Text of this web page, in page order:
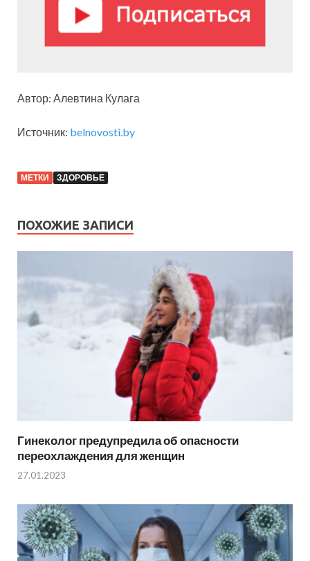
Автор: Алевтина Кулага
Источник: belnovosti.by
МЕТКИ ЗДОРОВЬЕ
ПОХОЖИЕ ЗАПИСИ
Гинеколог предупредила об опасности
переохлаждения для женщин
27.01.2023